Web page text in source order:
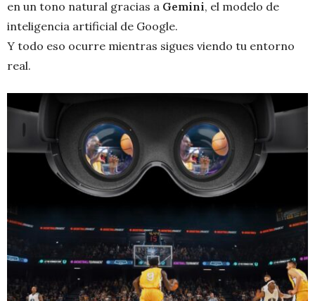
en un tono natural gracias a Gemini, el modelo de
inteligencia artificial de Google.
Y todo eso ocurre mientras sigues viendo tu entorno
real.